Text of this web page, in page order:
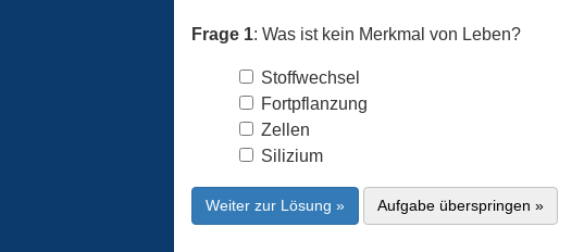
Frage 1: Was ist kein Merkmal von Leben?
Stoffwechsel
Fortpflanzung
Zellen
Silizium
Weiter zur Lösung » Aufgabe überspringen »